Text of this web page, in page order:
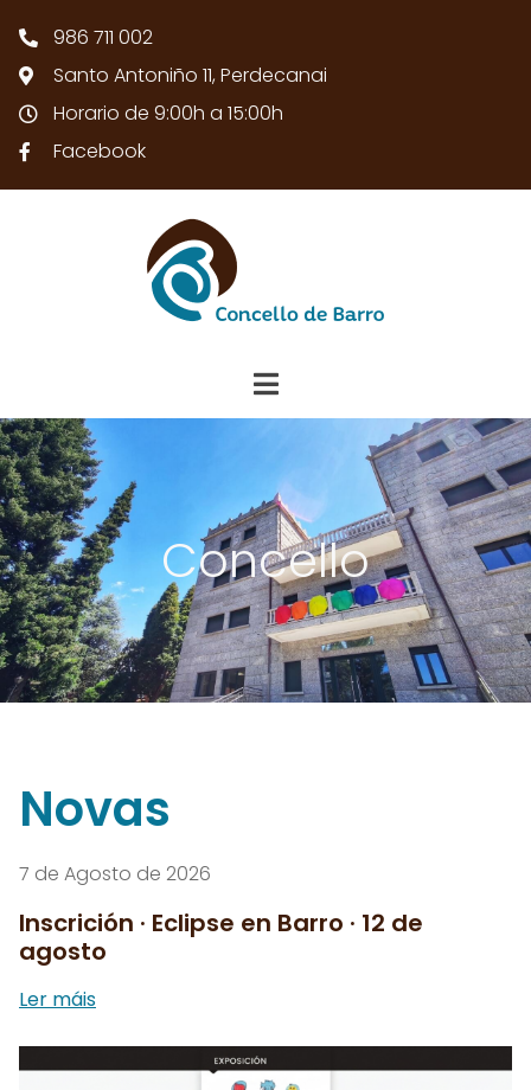
986 711 002
Santo Antoniño 11, Perdecanai
Horario de 9:00h a 15:00h
Facebook
Concello
Novas
7 de Agosto de 2026
Inscrición · Eclipse en Barro · 12 de
agosto
Ler máis